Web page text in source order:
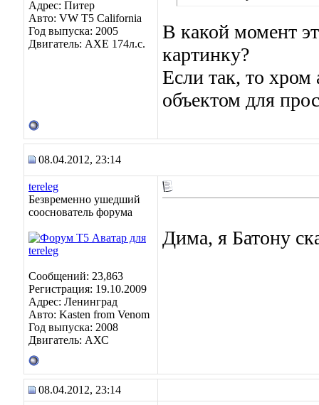
Адрес: Питер
Авто: VW T5 California
Год выпуска: 2005
Двигатель: AXE 174л.с.
В какой момент
картинку?
Если так, то хром
объектом для
08.04.2012, 23:14
tereleg
Безвременно ушедший
сооснователь форума
Сообщений: 23,863
Регистрация: 19.10.2009
Адрес: Ленинград
Авто: Kasten from Venom
Год выпуска: 2008
Двигатель: АХС
Дима, я Батону
08.04.2012, 23:14